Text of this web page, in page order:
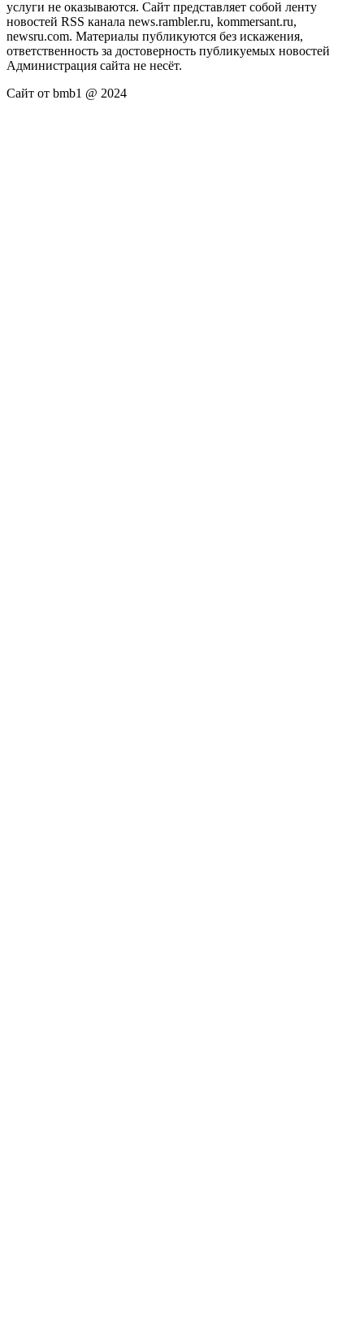
услуги не оказываются. Сайт представляет собой ленту
новостей RSS канала news.rambler.ru, kommersant.ru,
newsru.com. Материалы публикуются без искажения,
ответственность за достоверность публикуемых новостей
Администрация сайта не несёт.
Сайт от bmb1 @ 2024